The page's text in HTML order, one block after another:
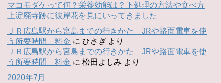
マコモダケって何？栄養効能は？下処理の方法や食べ方
上淀廃寺跡に彼岸花を見にいってきました
ＪＲ広島駅から宮島までの行きかた JRや路面電車を使
う所要時間 料金 に ひさぎ より
ＪＲ広島駅から宮島までの行きかた JRや路面電車を使
う所要時間 料金 に 松田よしみ より
2020年7月